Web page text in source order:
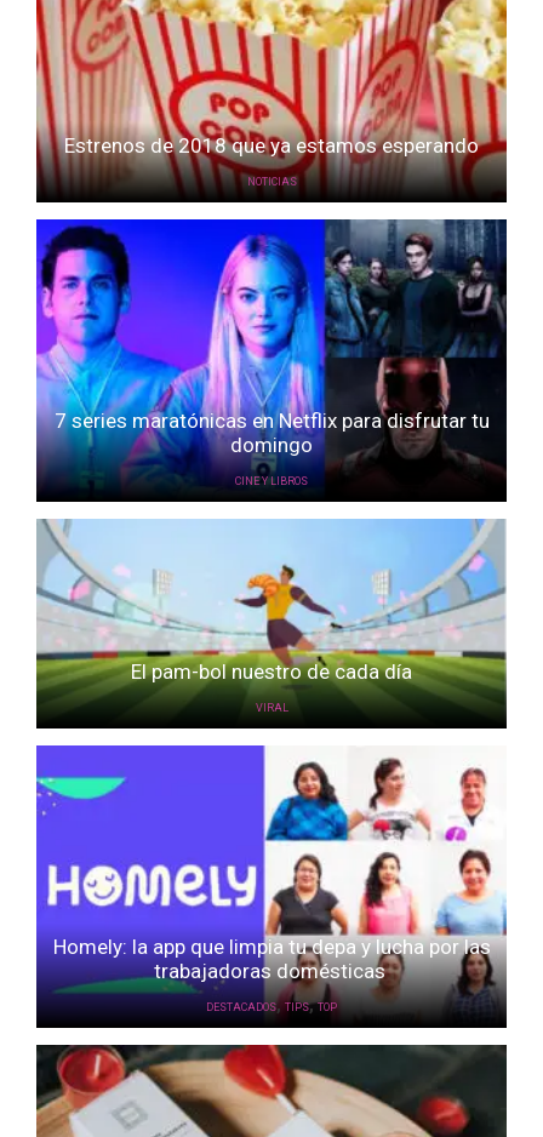
Estrenos de 2018 que ya estamos esperando
NOTICIAS
7 series maratónicas en Netflix para disfrutar tu
domingo
CINE Y LIBROS
El pam-bol nuestro de cada día
VIRAL
Homely: la app que limpia tu depa y lucha por las
trabajadoras domésticas
DESTACADOS,TIPS,TOP